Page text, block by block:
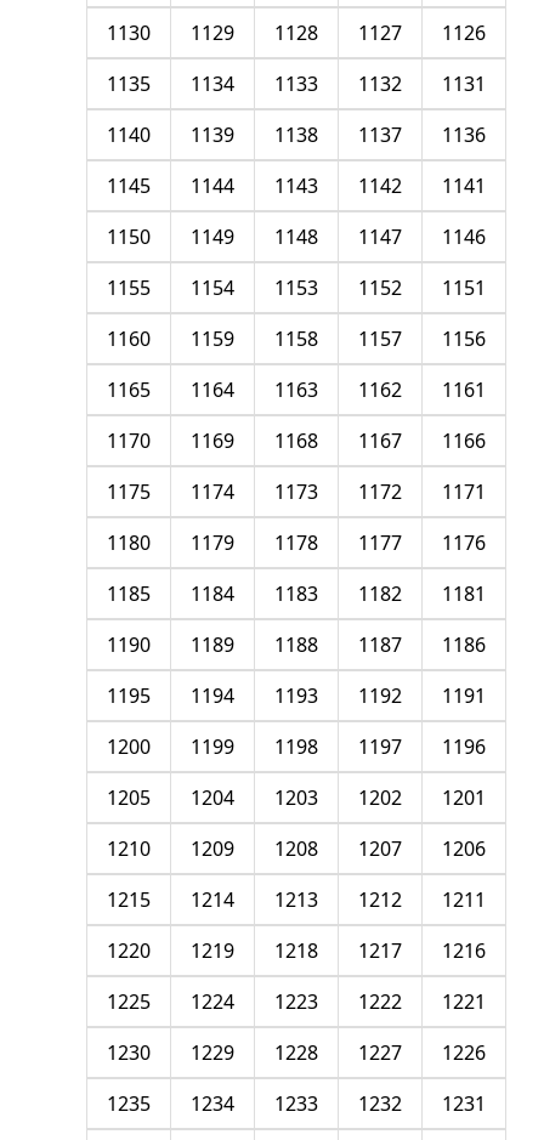
1126
1127
1128
1129
1130
1131
1132
1133
1134
1135
1136
1137
1138
1139
1140
1141
1142
1143
1144
1145
1146
1147
1148
1149
1150
1151
1152
1153
1154
1155
1156
1157
1158
1159
1160
1161
1162
1163
1164
1165
1166
1167
1168
1169
1170
1171
1172
1173
1174
1175
1176
1177
1178
1179
1180
1181
1182
1183
1184
1185
1186
1187
1188
1189
1190
1191
1192
1193
1194
1195
1196
1197
1198
1199
1200
1201
1202
1203
1204
1205
1206
1207
1208
1209
1210
1211
1212
1213
1214
1215
1216
1217
1218
1219
1220
1221
1222
1223
1224
1225
1226
1227
1228
1229
1230
1231
1232
1233
1234
1235